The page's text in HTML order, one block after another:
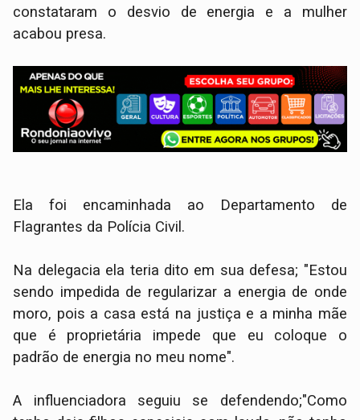
constataram o desvio de energia e a mulher
acabou presa.
Ela foi encaminhada ao Departamento de
Flagrantes da Polícia Civil.
Na delegacia ela teria dito em sua defesa; "Estou
sendo impedida de regularizar a energia de onde
moro, pois a casa está na justiça e a minha mãe
que é proprietária impede que eu coloque o
padrão de energia no meu nome".
A influenciadora seguiu se defendendo;"Como